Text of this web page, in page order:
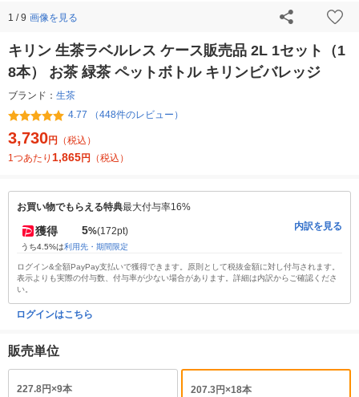
1 / 9 画像を見る
キリン 生茶ラベルレス ケース販売品 2L 1セット（1
8本） お茶 緑茶 ペットボトル キリンビバレッジ
ブランド： 生茶
4.77 （448件のレビュー）
3,730円
（税込）
1つあたり 1,865円 （税込）
お買い物でもらえる特典最大付与率16%
獲得 5%(172pt)
うち4.5%は利用先・期間限定
内訳を見る
ログイン&全額PayPay支払いで獲得できます。原則として税抜金額に対し付与されます。
表示よりも実際の付与数、付与率が少ない場合があります。詳細は内訳からご確認くださ
い。
ログインはこちら
販売単位
227.8円×9本
207.3円×18本